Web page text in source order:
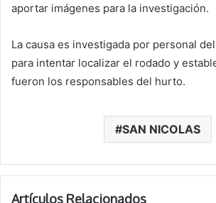
aportar imágenes para la investigación.
La causa es investigada por personal del
para intentar localizar el rodado y
fueron los responsables del hurto.
SAN NICOLAS
Artículos Relacionados